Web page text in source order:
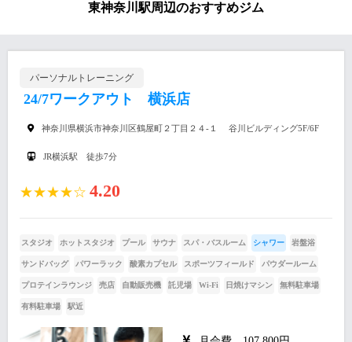
東神奈川駅周辺のおすすめジム
パーソナルトレーニング
24/7ワークアウト 横浜店
神奈川県横浜市神奈川区鶴屋町２丁目２４-１ 谷川ビルディング5F/6F
JR横浜駅 徒歩7分
★★★★☆ 4.20
スタジオ ホットスタジオ プール サウナ スパ・バスルーム シャワー 岩盤浴
サンドバッグ パワーラック 酸素カプセル スポーツフィールド パウダールーム
プロテインラウンジ 売店 自動販売機 託児場 Wi-Fi 日焼けマシン 無料駐車場
有料駐車場 駅近